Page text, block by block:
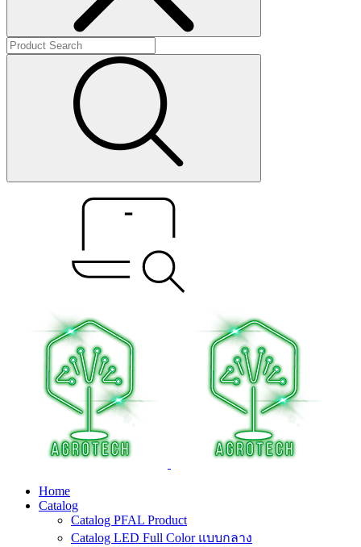
Home
Catalog
Catalog PFAL Product
Catalog LED Full Color แบบกลาง